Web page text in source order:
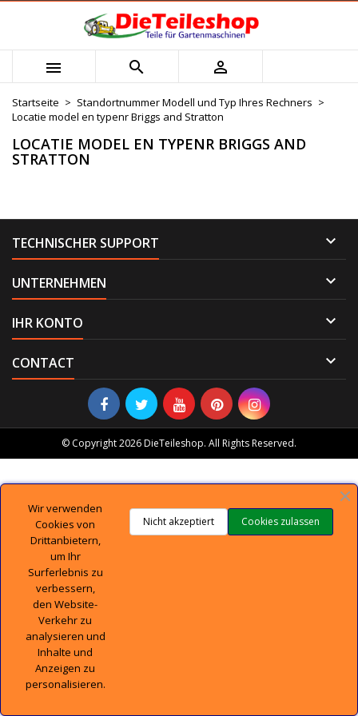
  
Startseite
Standortnummer Modell und Typ Ihres Rechners
Locatie model en typenr Briggs and Stratton
LOCATIE MODEL EN TYPENR BRIGGS AND
STRATTON
TECHNISCHER SUPPORT 
UNTERNEHMEN 
IHR KONTO 
CONTACT 
Mijn verlanglijst
add_circle_outline Maak nieuwe lijst
((modalTitle))
((confirmMessage))
((cancelText)) ((modalDeleteText))
Wunschliste erstellen
Name der Wunschliste
Anmelden
Sie müssen angemeldet sein, um Artikel Ihrer
Wunschliste hinzufügen zu können.
Abbrechen Anmelden
© Copyright 2026 DieTeileshop. All Rights Reserved.
Wir verwenden
Cookies von
Drittanbietern,
um Ihr
Surferlebnis zu
verbessern,
den Website-
Verkehr zu
analysieren und
Inhalte und
Anzeigen zu
personalisieren.
Cookies zulassen
Nicht akzeptiert